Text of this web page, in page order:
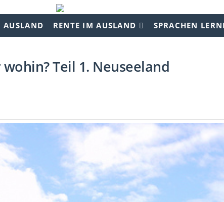
AUSLAND RENTE IM AUSLAND SPRACHEN
Teil 1. Neuseeland